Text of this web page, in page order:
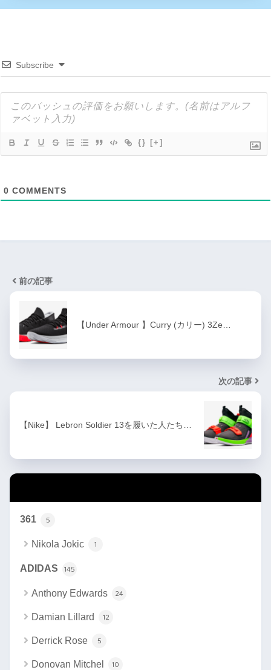
Subscribe
{} [+]
0 COMMENTS
前の記事
【Under Armour 】Curry (カリー) 3Ze…
次の記事
【Nike】 Lebron Soldier 13を履いた人たち…
361 5
Nikola Jokic 1
ADIDAS 145
Anthony Edwards 24
Damian Lillard 12
Derrick Rose 5
Donovan Mitchel 10